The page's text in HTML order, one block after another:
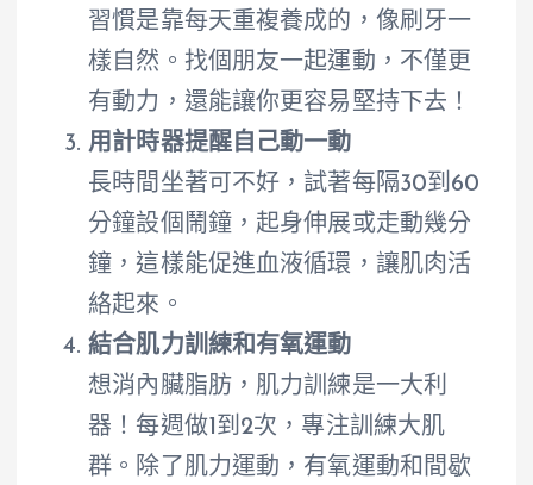
習慣是靠每天重複養成的，像刷牙一
樣自然。找個朋友一起運動，不僅更
有動力，還能讓你更容易堅持下去！
用計時器提醒自己動一動
長時間坐著可不好，試著每隔30到60
分鐘設個鬧鐘，起身伸展或走動幾分
鐘，這樣能促進血液循環，讓肌肉活
絡起來。
結合肌力訓練和有氧運動
想消內臟脂肪，肌力訓練是一大利
器！每週做1到2次，專注訓練大肌
群。除了肌力運動，有氧運動和間歇